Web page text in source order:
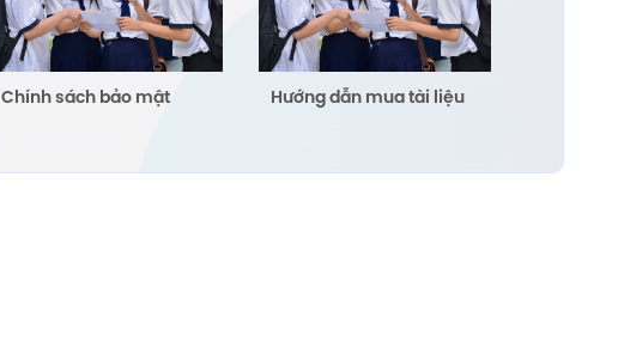
Chính sách bảo mật Hướng dẫn mua tài liệu